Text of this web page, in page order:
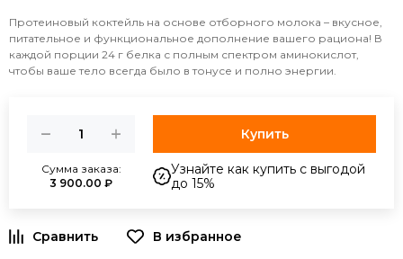
Протеиновый коктейль на основе отборного молока – вкусное,
питательное и функциональное дополнение вашего рациона! В
каждой порции 24 г белка с полным спектром аминокислот,
чтобы ваше тело всегда было в тонусе и полно энергии.
Сумма заказа:
3 900.00 ₽
Купить
Узнайте как купить с выгодой
до 15%